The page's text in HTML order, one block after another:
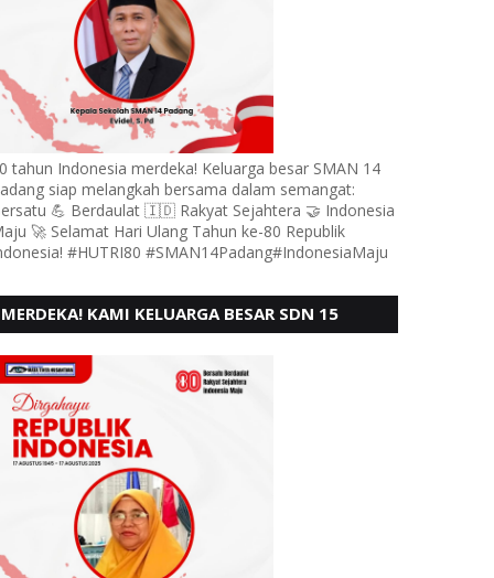
tahun Indonesia merdeka! Keluarga besar SMAN 14
siap melangkah bersama dalam semangat:
💪 Berdaulat 🇮🇩 Rakyat Sejahtera 🤝 Indonesia
🚀 Selamat Hari Ulang Tahun ke-80 Republik
#HUTRI80 #SMAN14Padang#IndonesiaMaju
MERDEKA! KAMI KELUARGA BESAR SDN 15
- 80